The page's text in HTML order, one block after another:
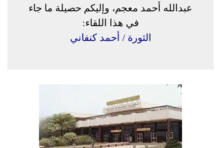
عبدالله أحمد معجم، وإليكم حصيلة ما جاء
في هذا اللقاء:
الثورة / أحمد كنفاني